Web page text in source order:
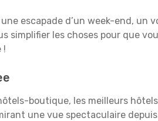
escapade d’un week-end, un
simplifier les choses pour que
!
boutique, les meilleurs
une vue spectaculaire